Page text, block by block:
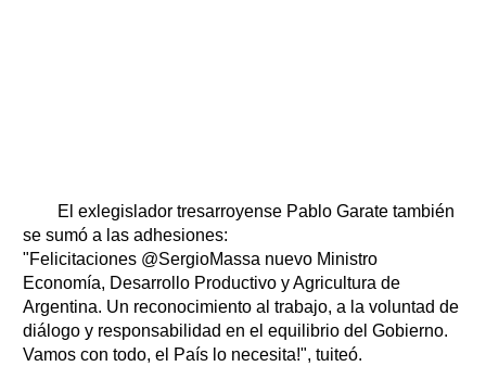
El exlegislador tresarroyense Pablo Garate también
se sumó a las adhesiones:
"Felicitaciones @SergioMassa nuevo Ministro
Economía, Desarrollo Productivo y Agricultura de
Argentina. Un reconocimiento al trabajo, a la voluntad de
diálogo y responsabilidad en el equilibrio del Gobierno.
Vamos con todo, el País lo necesita!", tuiteó.